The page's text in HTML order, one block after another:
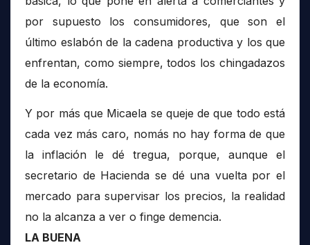
por supuesto los consumidores, que son el
último eslabón de la cadena productiva y los que
enfrentan, como siempre, todos los chingadazos
de la economía.
Y por más que Micaela se queje de que todo está
cada vez más caro, nomás no hay forma de que
la inflación le dé tregua, porque, aunque el
secretario de Hacienda se dé una vuelta por el
mercado para supervisar los precios, la realidad
no la alcanza a ver o finge demencia.
LA BUENA